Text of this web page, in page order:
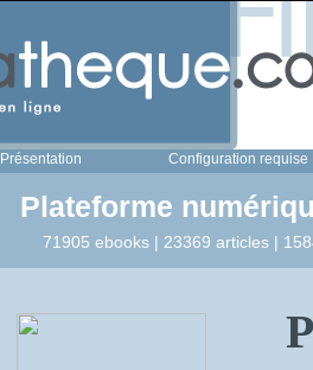
Présentation Configuration requise
Plateforme
71905 ebooks | 23369 articles |